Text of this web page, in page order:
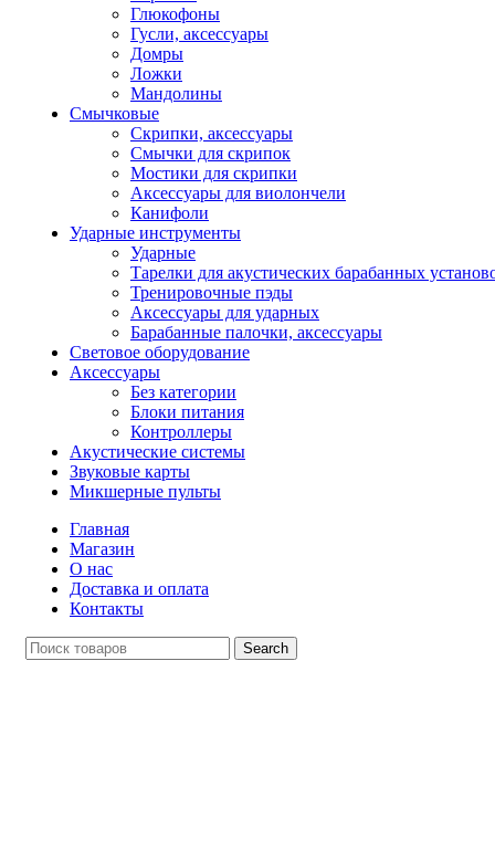
Глюкофоны
Гусли, аксессуары
Домры
Ложки
Мандолины
Смычковые
Скрипки, аксессуары
Смычки для скрипок
Мостики для скрипки
Аксессуары для виолончели
Канифоли
Ударные инструменты
Ударные
Тарелки для акустических барабанных
Тренировочные пэды
Аксессуары для ударных
Барабанные палочки, аксессуары
Световое оборудование
Аксессуары
Без категории
Блоки питания
Контроллеры
Акустические системы
Звуковые карты
Микшерные пульты
Главная
Магазин
О нас
Доставка и оплата
Контакты
Search